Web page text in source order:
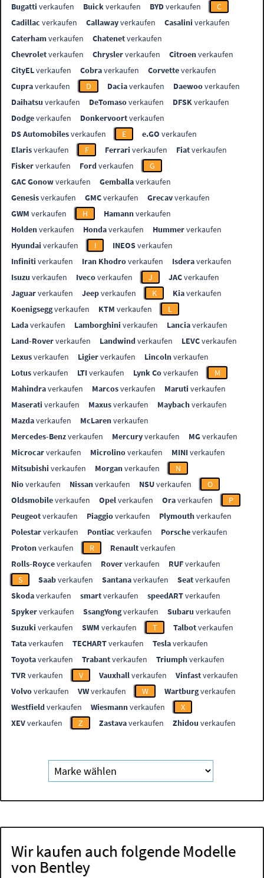
Bugatti verkaufen Buickverkaufen BYDverkaufen
C
Cadillac verkaufen Callawayverkaufen Casalini verkaufen
Caterhamverkaufen Chatenetverkaufen
Chevroletverkaufen Chryslerverkaufen Citroenverkaufen
CityELverkaufen Cobraverkaufen Corvetteverkaufen
Cupraverkaufen D Daciaverkaufen Daewooverkaufen
Daihatsu verkaufen DeTomasoverkaufen DFSKverkaufen
Dodgeverkaufen Donkervoortverkaufen
DS Automobilesverkaufen E e.GO verkaufen
Elarisverkaufen F Ferrari verkaufen Fiatverkaufen
Fiskerverkaufen Fordverkaufen
G
GAC Gonowverkaufen Gemballaverkaufen
Genesisverkaufen GMCverkaufen Grecavverkaufen
GWM verkaufen H Hamannverkaufen
Holdenverkaufen Hondaverkaufen Hummerverkaufen
Hyundai verkaufen I INEOSverkaufen
Infiniti verkaufen Iran Khodroverkaufen Isderaverkaufen
Isuzu verkaufen Ivecoverkaufen J JACverkaufen
Jaguarverkaufen Jeepverkaufen K Kiaverkaufen
Koenigseggverkaufen KTM verkaufen
L
Ladaverkaufen Lamborghini verkaufen Lanciaverkaufen
Land-Roververkaufen Landwindverkaufen LEVCverkaufen
Lexusverkaufen Ligierverkaufen Lincolnverkaufen
Lotusverkaufen LTIverkaufen Lynk Coverkaufen
M
Mahindraverkaufen Marcosverkaufen Maruti verkaufen
Maserati verkaufen Maxusverkaufen Maybachverkaufen
Mazdaverkaufen McLarenverkaufen
Mercedes-Benzverkaufen Mercuryverkaufen MGverkaufen
Microcarverkaufen Microlinoverkaufen MINIverkaufen
Mitsubishi verkaufen Morganverkaufen
N
Nioverkaufen Nissanverkaufen NSUverkaufen
O
Oldsmobileverkaufen Opelverkaufen Oraverkaufen
P
Peugeotverkaufen Piaggioverkaufen Plymouthverkaufen
Polestarverkaufen Pontiac verkaufen Porscheverkaufen
Protonverkaufen R Renaultverkaufen
Rolls-Royceverkaufen Roververkaufen RUFverkaufen
S
Saabverkaufen Santanaverkaufen Seatverkaufen
Skodaverkaufen smartverkaufen speedARTverkaufen
Spykerverkaufen SsangYongverkaufen Subaru verkaufen
Suzuki verkaufen SWM verkaufen T Talbotverkaufen
Tataverkaufen TECHARTverkaufen Teslaverkaufen
Toyotaverkaufen Trabantverkaufen Triumphverkaufen
TVR verkaufen V Vauxhallverkaufen Vinfastverkaufen
Volvoverkaufen VWverkaufen W Wartburgverkaufen
Westfieldverkaufen Wiesmannverkaufen
X
XEVverkaufen Z Zastavaverkaufen Zhidou verkaufen
Wir kaufen auch folgende Modelle
von Bentley